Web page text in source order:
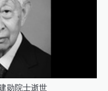
勋院士逝世